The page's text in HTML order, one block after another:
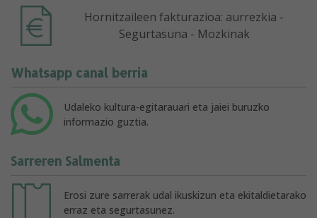
Hornitzaileen fakturazioa: aurrezkia -
Segurtasuna - Mozkinak
Whatsapp canal berria
Udaleko kultura-egitarauari eta jaiei buruzko
informazio guztia.
Sarreren Salmenta
Erosi zure sarrerak udal ikuskizun eta ekitaldietarako
erraz eta segurtasunez.